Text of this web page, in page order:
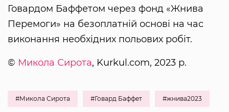
Говардом Баффетом через фонд «Жнива
Перемоги» на безоплатній основі на час
виконання необхідних польових робіт.
© Микола Сирота, Kurkul.com, 2023 р.
#Микола Сирота #Говард Баффет #жнива2023